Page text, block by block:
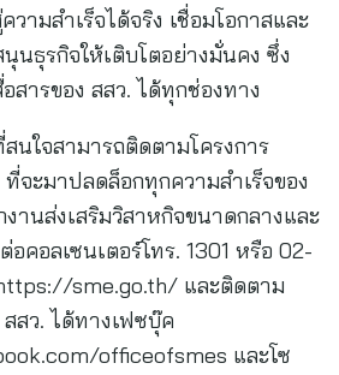
ามสำเร็จได้จริง เชื่อมโอกาสและ
นธุรกิจให้เติบโตอย่างมั่นคง ซึ่ง
สารของ สสว. ได้ทุกช่องทาง
นใจสามารถติดตามโครงการ
จะมาปลดล็อกทุกความสำเร็จของ
านส่งเสริมวิสาหกิจขนาดกลางและ
คอลเซนเตอร์โทร. 1301 หรือ 02-
sme.go.th/ และติดตาม
สว. ได้ทางเฟซบุ๊ค
officeofsmes และโซ